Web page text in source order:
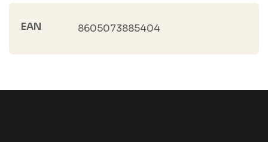
EAN 8605073885404